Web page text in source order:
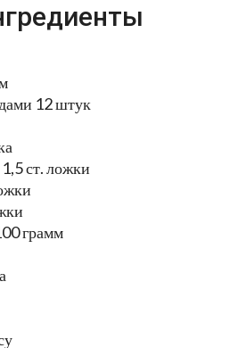
12 штук
ст. ложки
грамм